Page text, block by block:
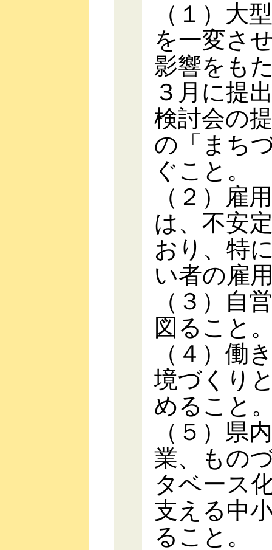
（１）大
を一変さ
影響をも
３月に提
検討会の
の「まち
ぐこと。
（２）雇
は、不安
おり、特
い者の雇
（３）自
図ること
（４）働
境づくり
めること
（５）県
業、もの
タベース
支える中
ること。